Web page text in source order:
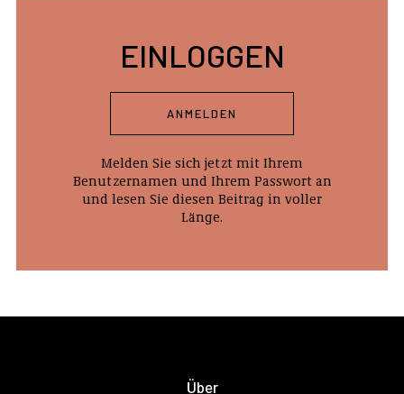
EINLOGGEN
ANMELDEN
Melden Sie sich jetzt mit Ihrem
Benutzernamen und Ihrem Passwort an
und lesen Sie diesen Beitrag in voller
Länge.
Über